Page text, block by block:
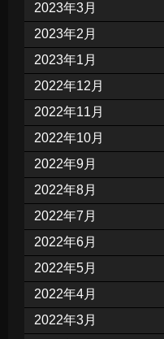
2023年3月
2023年2月
2023年1月
2022年12月
2022年11月
2022年10月
2022年9月
2022年8月
2022年7月
2022年6月
2022年5月
2022年4月
2022年3月